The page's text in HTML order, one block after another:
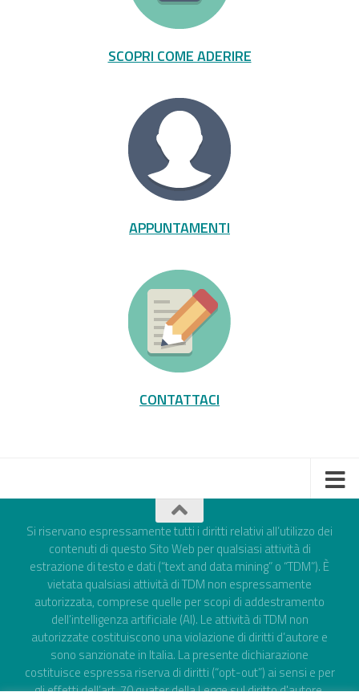
SCOPRI COME ADERIRE
APPUNTAMENTI
CONTATTACI
Si riservano espressamente tutti i diritti relativi all’utilizzo dei
contenuti di questo Sito Web per qualsiasi attività di
estrazione di testo e dati (“text and data mining” o “TDM”). È
vietata qualsiasi attività di TDM non espressamente
autorizzata, comprese quelle per scopi di addestramento
dell’intelligenza artificiale (AI). Le attività di TDM non
autorizzate costituiscono una violazione di diritti d’autore e
sono sanzionate in Italia. La presente dichiarazione
costituisce espressa riserva di diritti (“opt-out”) ai sensi e per